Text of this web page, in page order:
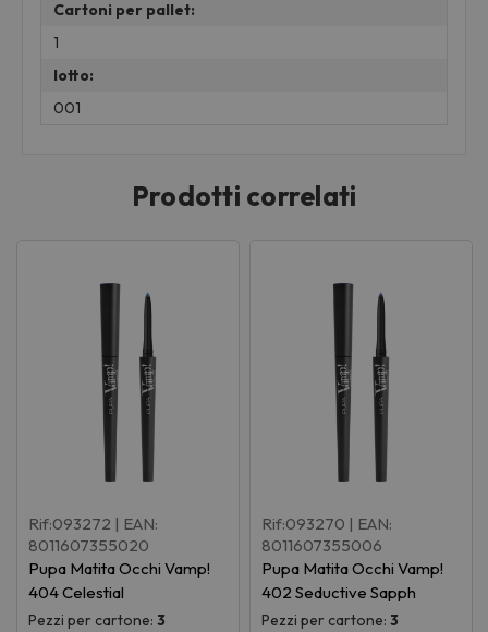
Cartoni per pallet:
1
lotto:
001
Prodotti correlati
Rif:093272 | EAN:
8011607355020
Pupa Matita Occhi Vamp!
404 Celestial
Pezzi per cartone:3
Rif:093270 | EAN:
8011607355006
Pupa Matita Occhi Vamp!
402 Seductive Sapph
Pezzi per cartone:3